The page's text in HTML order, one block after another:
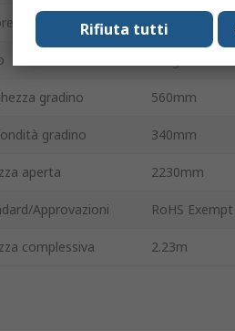
Rosso
gradino 560mm
gradino 340mm
aperta 2230mm
Approvazioni RoHS Exempt
complessiva 2.23m
Rifiuta tutti